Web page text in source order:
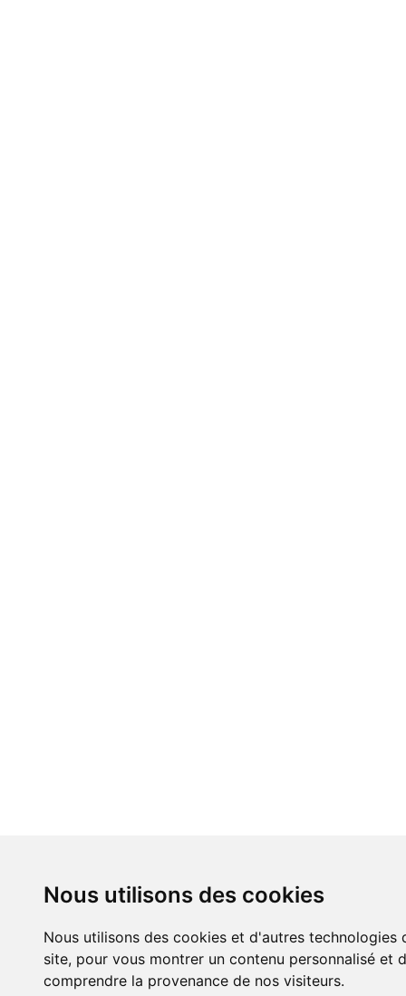
Nous utilisons des cookies
Nous utilisons des cookies et d'autres
site, pour vous montrer un contenu personnalisé
comprendre la provenance de nos visiteurs.